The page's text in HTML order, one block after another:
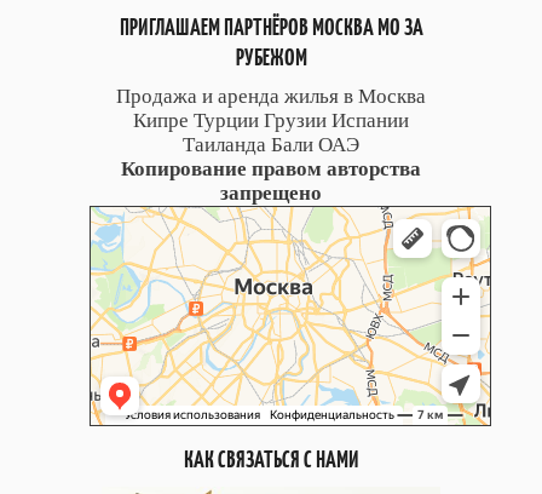
ПРИГЛАШАЕМ ПАРТНЁРОВ МОСКВА МО ЗА
РУБЕЖОМ
Продажа и аренда жилья в Москва
Кипре Турции Грузии Испании
Таиланда Бали ОАЭ
Копирование правом авторства
запрещено
КАК СВЯЗАТЬСЯ С НАМИ